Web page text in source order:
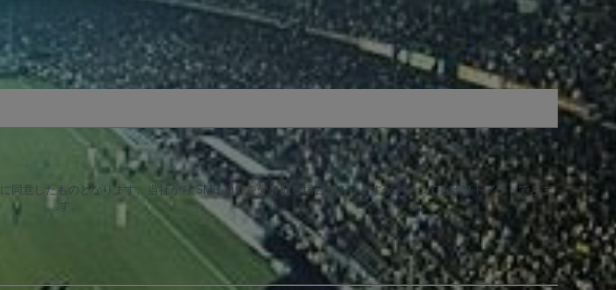
に同意したものとなります。当社から SMS 通知を受け取る場合がありますが、いつでもオプトアウトできま
す。